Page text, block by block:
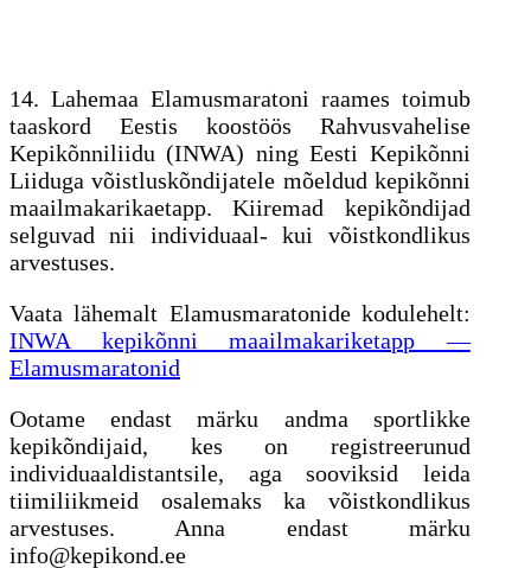
14. Lahemaa Elamusmaratoni raames toimub
taaskord Eestis koostöös Rahvusvahelise
Kepikõnniliidu (INWA) ning Eesti Kepikõnni
Liiduga võistluskõndijatele mõeldud kepikõnni
maailmakarikaetapp. Kiiremad kepikõndijad
selguvad nii individuaal- kui võistkondlikus
arvestuses.
Vaata lähemalt Elamusmaratonide kodulehelt:
INWA kepikõnni maailmakariketapp —
Elamusmaratonid
Ootame endast märku andma sportlikke
kepikõndijaid, kes on registreerunud
individuaaldistantsile, aga sooviksid leida
tiimiliikmeid osalemaks ka võistkondlikus
arvestuses. Anna endast märku
info@kepikond.ee